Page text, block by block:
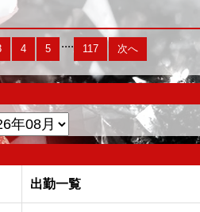
4 5 .... 117 次へ
出勤一覧